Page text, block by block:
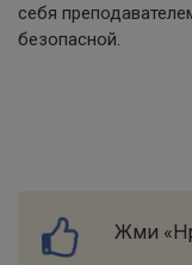
себя
безопасной.
Жми